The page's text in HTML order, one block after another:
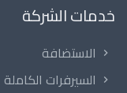
خدمات الشركة
الاستضافة
السيرفرات الكاملة